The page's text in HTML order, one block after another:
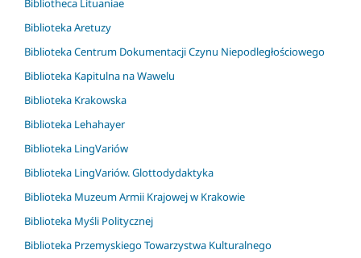
Bibliotheca Lituaniae
Biblioteka Aretuzy
Biblioteka Centrum Dokumentacji Czynu Niepodległościowego
Biblioteka Kapitulna na Wawelu
Biblioteka Krakowska
Biblioteka Lehahayer
Biblioteka LingVariów
Biblioteka LingVariów. Glottodydaktyka
Biblioteka Muzeum Armii Krajowej w Krakowie
Biblioteka Myśli Politycznej
Biblioteka Przemyskiego Towarzystwa Kulturalnego